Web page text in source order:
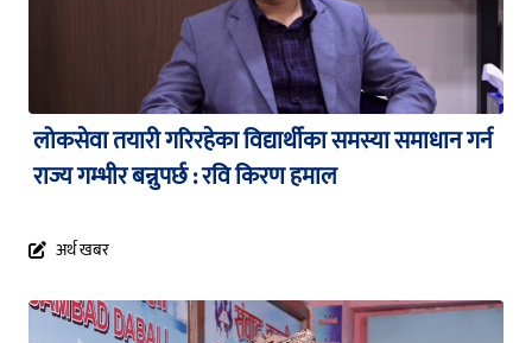
लोकसेवा तयारी गरिरहेका विद्यार्थीका समस्या समाधान गर्न
राज्य गम्भीर बन्नुपर्छ : रवि किरण हमाल
अर्थ खबर